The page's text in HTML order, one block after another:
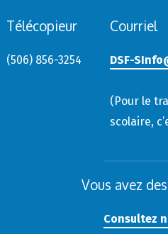
Télécopieur
(506) 856-3254
Courriel
DSF-
(Pour le
scolaire,
Vous avez
Consultez